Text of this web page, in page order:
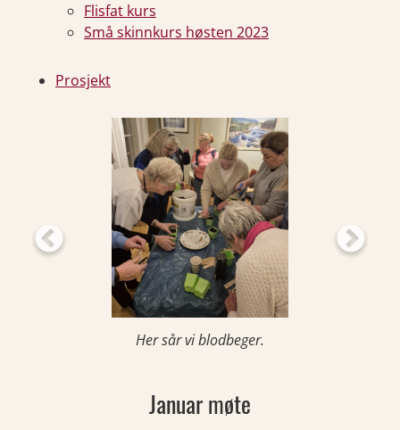
Flisfat kurs
Små skinnkurs høsten 2023
Prosjekt
Her sår vi blodbeger.
Januar møte